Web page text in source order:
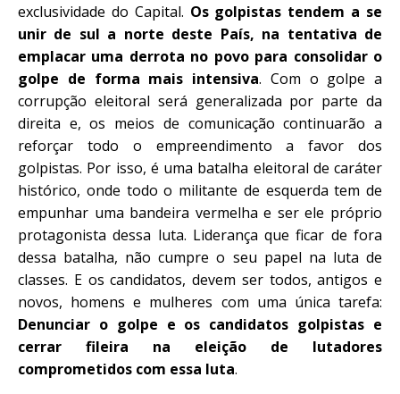
exclusividade do Capital. Os golpistas tendem a se
unir de sul a norte deste País, na tentativa de
emplacar uma derrota no povo para consolidar o
golpe de forma mais intensiva. Com o golpe a
corrupção eleitoral será generalizada por parte da
direita e, os meios de comunicação continuarão a
reforçar todo o empreendimento a favor dos
golpistas. Por isso, é uma batalha eleitoral de caráter
histórico, onde todo o militante de esquerda tem de
empunhar uma bandeira vermelha e ser ele próprio
protagonista dessa luta. Liderança que ficar de fora
dessa batalha, não cumpre o seu papel na luta de
classes. E os candidatos, devem ser todos, antigos e
novos, homens e mulheres com uma única tarefa:
Denunciar o golpe e os candidatos golpistas e
cerrar fileira na eleição de lutadores
comprometidos com essa luta.